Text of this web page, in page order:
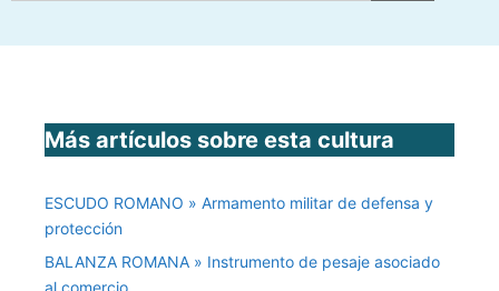
Más artículos sobre esta cultura
ESCUDO ROMANO » Armamento militar de defensa y
protección
BALANZA ROMANA » Instrumento de pesaje asociado